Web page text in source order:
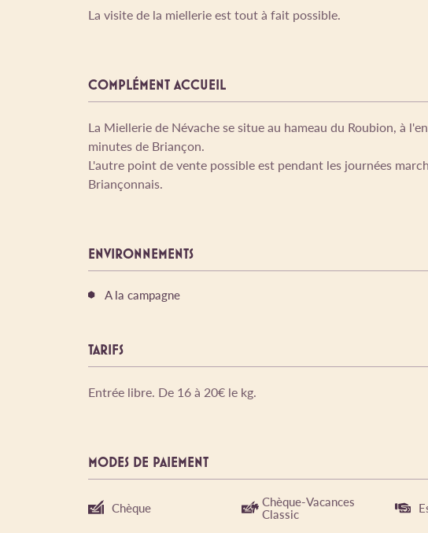
La visite de la miellerie est tout à fait possible.
COMPLÉMENT ACCUEIL
La Miellerie de Névache se situe au hameau du Roubion, à
minutes de Briançon.
L'autre point de vente possible est pendant les journées
Briançonnais.
ENVIRONNEMENTS
A la campagne
TARIFS
Entrée libre. De 16 à 20€ le kg.
MODES DE PAIEMENT
Chèque Chèque-Vacances
Classic